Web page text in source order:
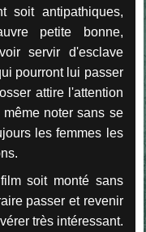
soit antipathiques,
petite bonne,
servir d'esclave
pourront lui passer
attire l'attention
noter sans se
les femmes les
soit monté sans
passer et revenir
très intéressant.